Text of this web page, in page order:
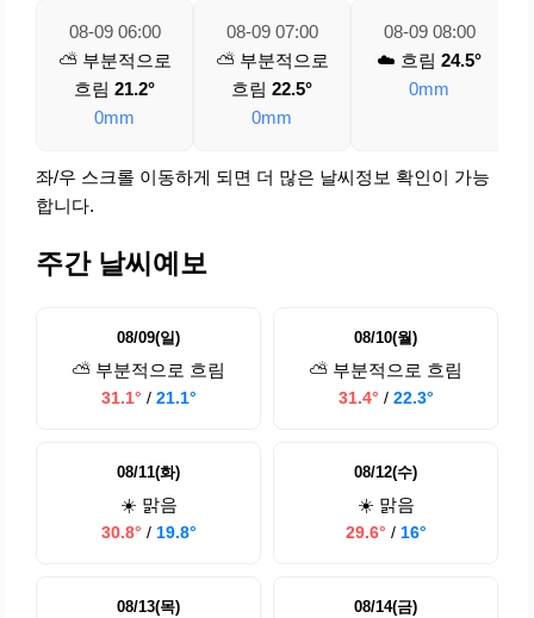
08-09 06:00
⛅ 부분적으로
흐림 21.2°
0mm
08-09 07:00
⛅ 부분적으로
흐림 22.5°
0mm
08-09 08:00
☁️ 흐림 24.5°
0mm
좌/우 스크롤 이동하게 되면 더 많은 날씨정보 확인이 가능
합니다.
주간 날씨예보
08/09(일)
⛅ 부분적으로 흐림
31.1° / 21.1°
08/10(월)
⛅ 부분적으로 흐림
31.4° / 22.3°
08/11(화)
☀️ 맑음
30.8° / 19.8°
08/12(수)
☀️ 맑음
29.6° / 16°
08/13(목) 08/14(금)